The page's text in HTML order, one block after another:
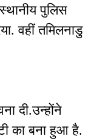
पुलिस
वहीं तमिलनाडु
दी.उन्होंने
का बना हुआ है.